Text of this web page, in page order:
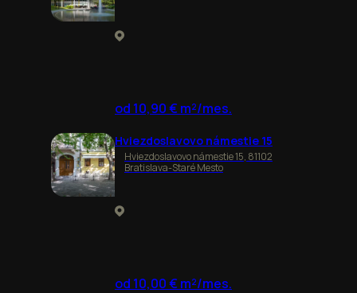
od 10,90 € m²/mes.
Hviezdoslavovo námestie 15
Hviezdoslavovo námestie 15, 81102
Bratislava-Staré Mesto
od 10,00 € m²/mes.